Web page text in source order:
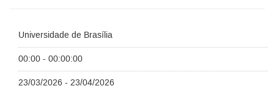
Universidade de Brasília
00:00 - 00:00:00
23/03/2026 - 23/04/2026